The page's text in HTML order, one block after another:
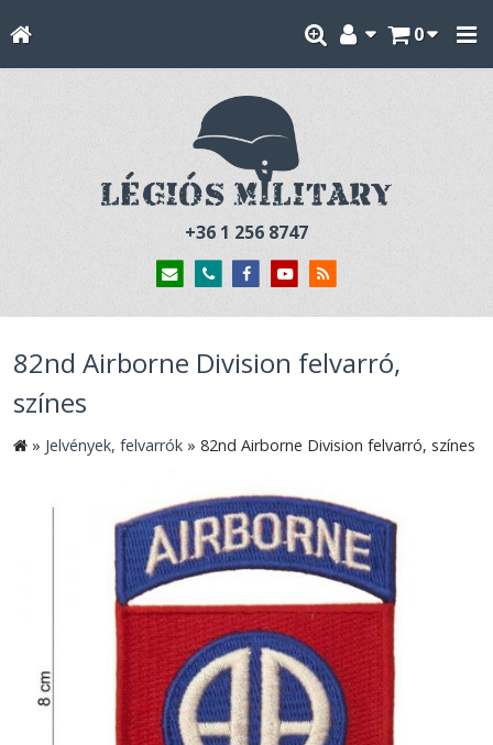
0
+36 1 256 8747
82nd Airborne Division felvarró,
színes
» Jelvények, felvarrók » 82nd Airborne Division felvarró, színes